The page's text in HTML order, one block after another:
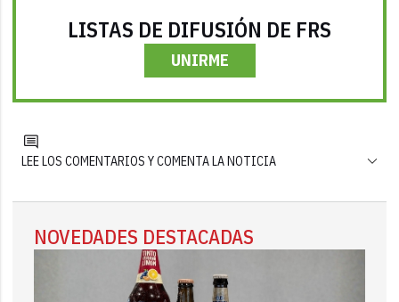
LISTAS DE DIFUSIÓN DE FRS
UNIRME
LEE LOS COMENTARIOS Y COMENTA LA NOTICIA
NOVEDADES DESTACADAS